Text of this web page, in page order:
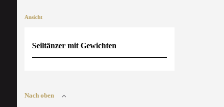
Ansicht
Seiltänzer mit Gewichten
Nach oben